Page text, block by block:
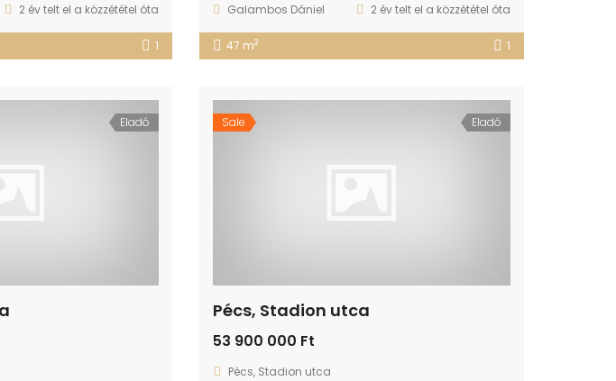
2 év telt el a közzététel óta
1
Galambos Dániel
2 év telt el a közzététel óta
47 m2 1
Eladó Sale Eladó
Pécs, Stadion utca
53 900 000 Ft
Pécs, Stadion utca